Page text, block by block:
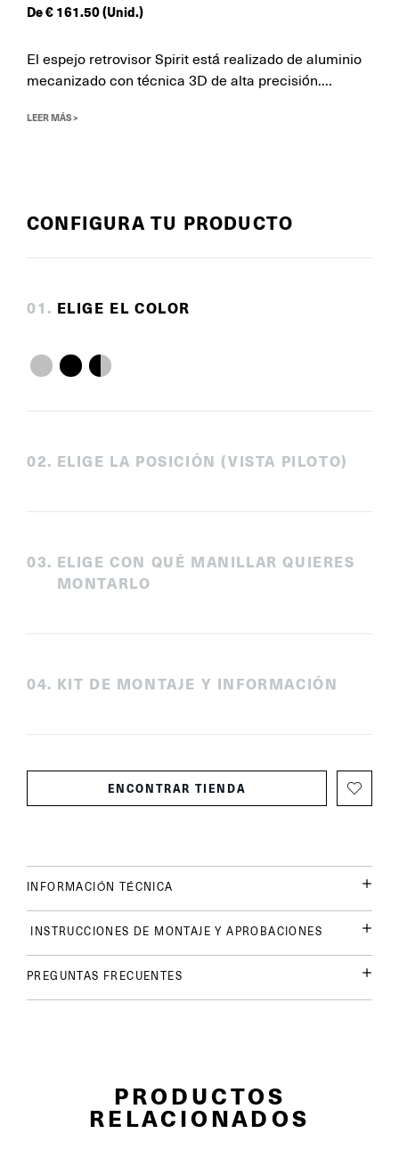
De€ 161.50(Unid.)
El espejo retrovisor Spirit está realizado de aluminio
mecanizado con técnica 3D de alta precisión....
LEER MÁS >
CONFIGURA TU PRODUCTO
01 . ELIGE EL COLOR
02. ELIGE LA POSICIÓN (VISTA PILOTO)
03. ELIGE CON QUÉ MANILLAR QUIERES
MONTARLO
04. KIT DE MONTAJE Y INFORMACIÓN
ENCONTRAR TIENDA
INFORMACIÓN TÉCNICA
INSTRUCCIONES DE MONTAJE Y APROBACIONES
PREGUNTAS FRECUENTES
PRODUCTOS
RELACIONADOS